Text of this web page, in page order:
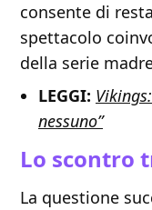
consente di
spettacolo
della serie
LEGGI:
nessuno”
Lo scontro
La questione